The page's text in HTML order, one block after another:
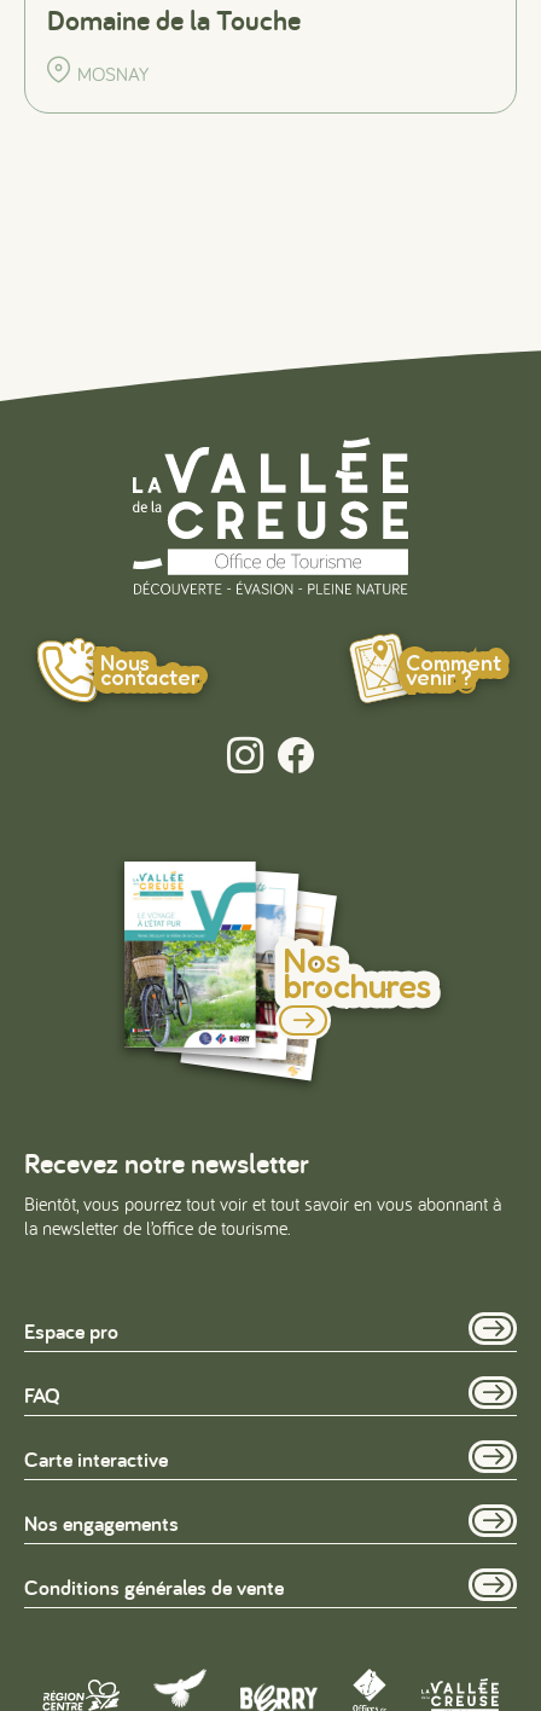
Domaine de la Touche
MOSNAY
Nous
contacter
Comment
venir ?
Nos
brochures
Recevez notre newsletter
Bientôt, vous pourrez tout voir et tout savoir en vous abonnant à
la newsletter de l’office de tourisme.
Espace pro
FAQ
Carte interactive
Nos engagements
Conditions générales de vente